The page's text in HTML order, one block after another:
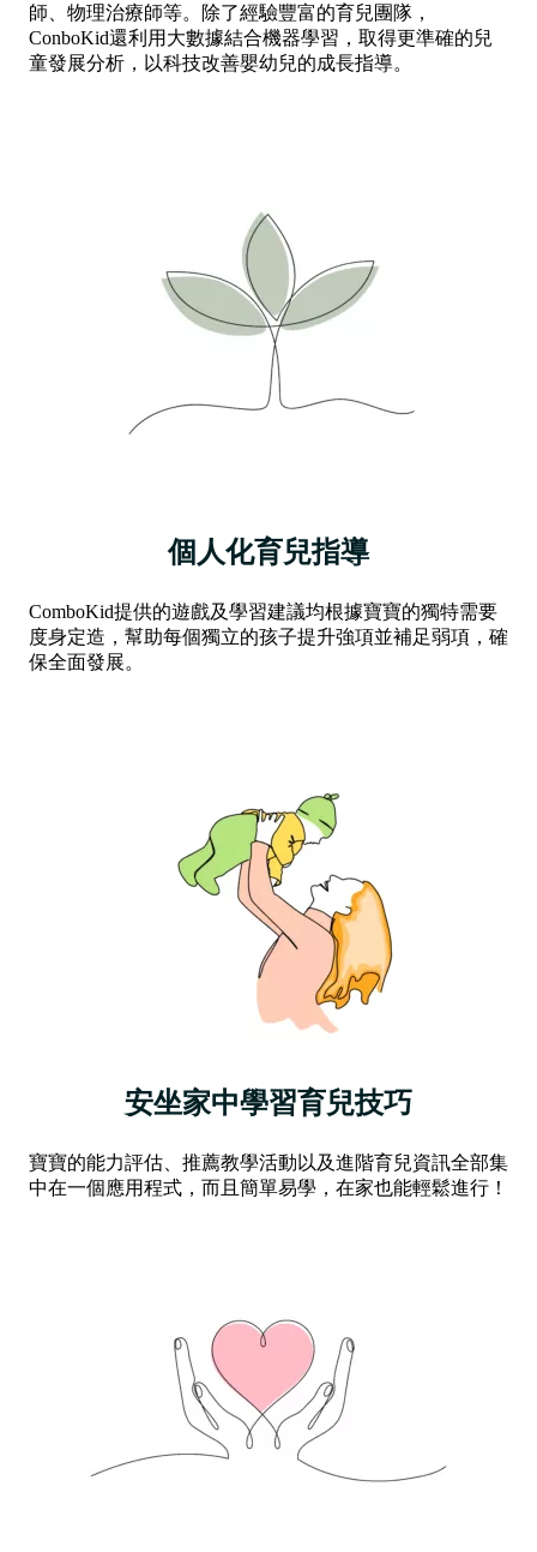
師、物理治療師等。除了經驗豐富的育兒團隊，
ConboKid還利用大數據結合機器學習，取得更準確的兒
童發展分析，以科技改善嬰幼兒的成長指導。
個人化育兒指導
ComboKid提供的遊戲及學習建議均根據寶寶的獨特需要
度身定造，幫助每個獨立的孩子提升強項並補足弱項，確
保全面發展。
安坐家中學習育兒技巧
寶寶的能力評估、推薦教學活動以及進階育兒資訊全部集
中在一個應用程式，而且簡單易學，在家也能輕鬆進行！